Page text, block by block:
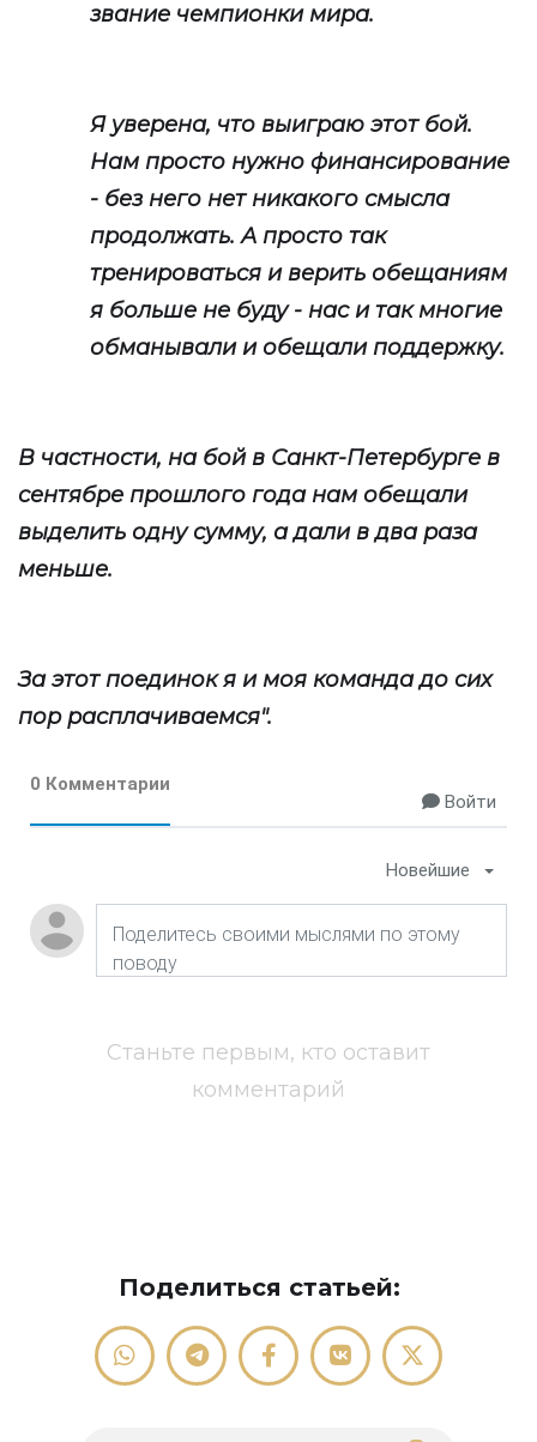
звание чемпионки мира.
Я уверена, что выиграю этот бой.
Нам просто нужно финансирование
- без него нет никакого смысла
продолжать. А просто так
тренироваться и верить обещаниям
я больше не буду - нас и так многие
обманывали и обещали поддержку.
В частности, на бой в Санкт-Петербурге в
сентябре прошлого года нам обещали
выделить одну сумму, а дали в два раза
меньше.
За этот поединок я и моя команда до сих
пор расплачиваемся".
0 Комментарии
Войти
Новейшие
Станьте первым, кто оставит
комментарий
Поделиться статьей: